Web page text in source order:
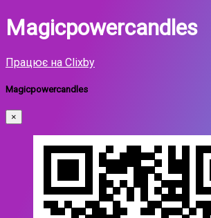
Magicpowercandles
Працює на Clixby
Magicpowercandles
×